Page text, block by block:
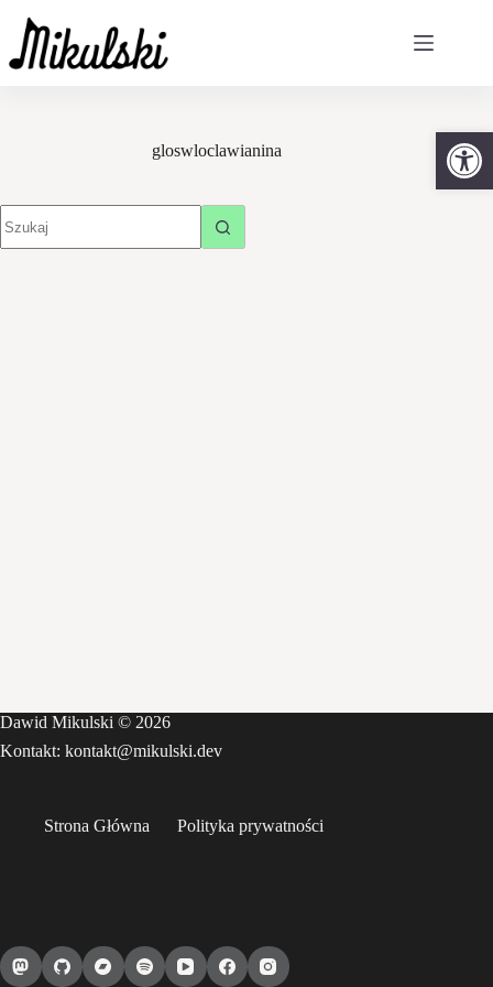
gloswloclawianina
Dawid Mikulski © 2026
Kontakt: kontakt@mikulski.dev
Strona Główna Polityka prywatności